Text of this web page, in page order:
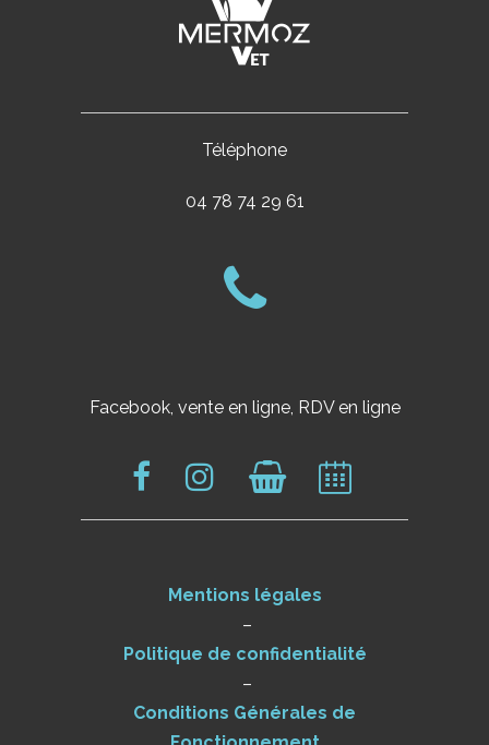
Téléphone
04 78 74 29 61
Facebook, vente en ligne, RDV en ligne
Mentions légales
–
Politique de confidentialité
–
Conditions Générales de